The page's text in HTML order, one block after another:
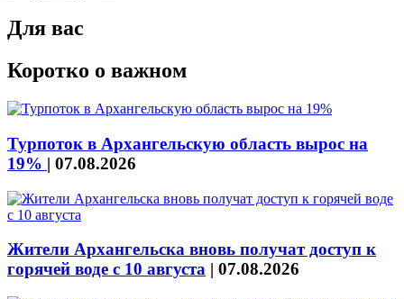
Для вас
Коротко о важном
Турпоток в Архангельскую область вырос на
19% | 07.08.2026
Жители Архангельска вновь получат доступ к
горячей воде с 10 августа | 07.08.2026